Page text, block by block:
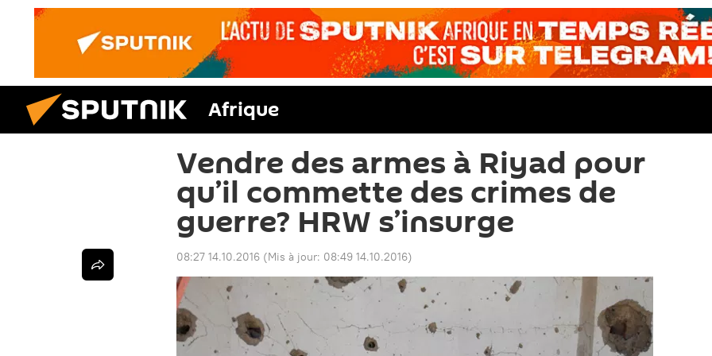
Afrique
Vendre des armes à Riyad pour
qu’il commette des crimes de
guerre? HRW s’insurge
08:27 14.10.2016 (Mis à jour: 08:49 14.10.2016)